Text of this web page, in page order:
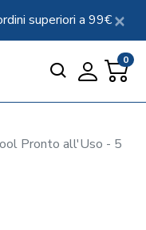
superiori a 99€
0
Pronto all'Uso - 5